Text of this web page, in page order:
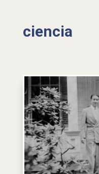
ciencia